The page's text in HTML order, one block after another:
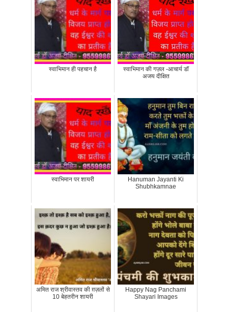
स्वाभिमान ही पहचान है
स्वाभिमान की गज़ल -आचार्य डॉ
अजय दीक्षित
स्वाभिमान पर शायरी
Hanuman Jayanti Ki
Shubhkamnae
अमित राज श्रीवास्तव की ग़ज़लों से
10 बेहतरीन शायरी
Happy Nag Panchami
Shayari Images